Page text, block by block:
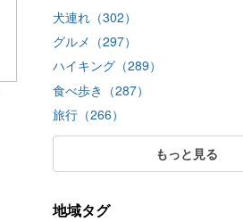
犬連れ（302）
グルメ（297）
ハイキング（289）
食べ歩き（287）
旅行（266）
もっと見る
地域タグ